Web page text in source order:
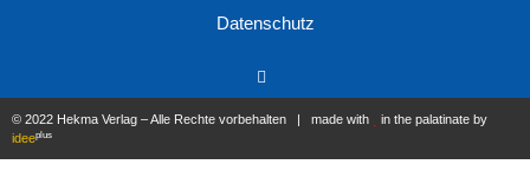
Datenschutz
© 2022 Hekma Verlag – Alle Rechte vorbehalten | made with
in the palatinate by
ideeplus